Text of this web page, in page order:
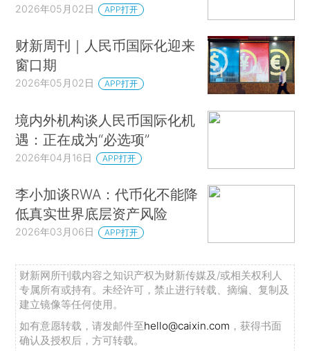
2026年05月02日 APP打开
财新周刊｜人民币国际化迎来
窗口期
2026年05月02日 APP打开
境内外机构谈人民币国际化机
遇：正在成为“必选项”
2026年04月16日 APP打开
李小加谈RWA：代币化不能降
低真实世界底层资产风险
2026年03月06日 APP打开
财新网所刊载内容之知识产权为财新传媒及/或相关权利人
专属所有或持有。未经许可，禁止进行转载、摘编、复制及
建立镜像等任何使用。
如有意愿转载，请发邮件至hello@caixin.com ，获得书面
确认及授权后，方可转载。